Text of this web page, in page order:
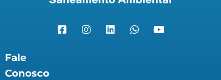
Fale
Conosco